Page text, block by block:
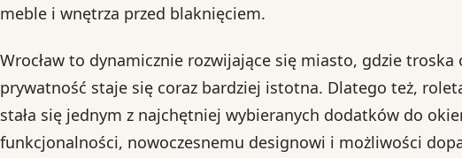
meble i wnętrza przed blaknięciem.
Wrocław to dynamicznie rozwijające się miasto, gdzie
prywatność staje się coraz bardziej istotna. Dlatego też,
stała się jednym z najchętniej wybieranych dodatków do
funkcjonalności, nowoczesnemu designowi i możliwości